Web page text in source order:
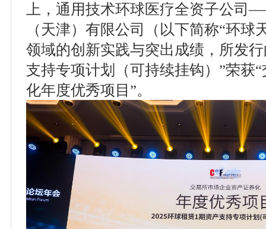
上，通用技术环球医疗全资子公
（天津）有限公司（以下简称“环球
领域的创新实践与突出成绩，所发
支持专项计划（可持续挂钩）”荣获
化年度优秀项目”。